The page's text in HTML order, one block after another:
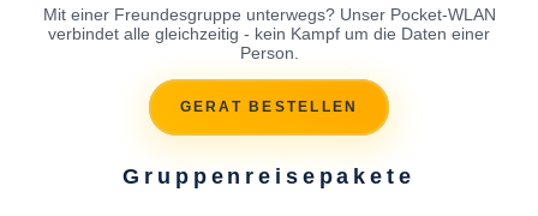
Mit einer Freundesgruppe unterwegs? Unser Pocket-WLAN
verbindet alle gleichzeitig - kein Kampf um die Daten einer
Person.
GERAT BESTELLEN
Gruppenreisepakete